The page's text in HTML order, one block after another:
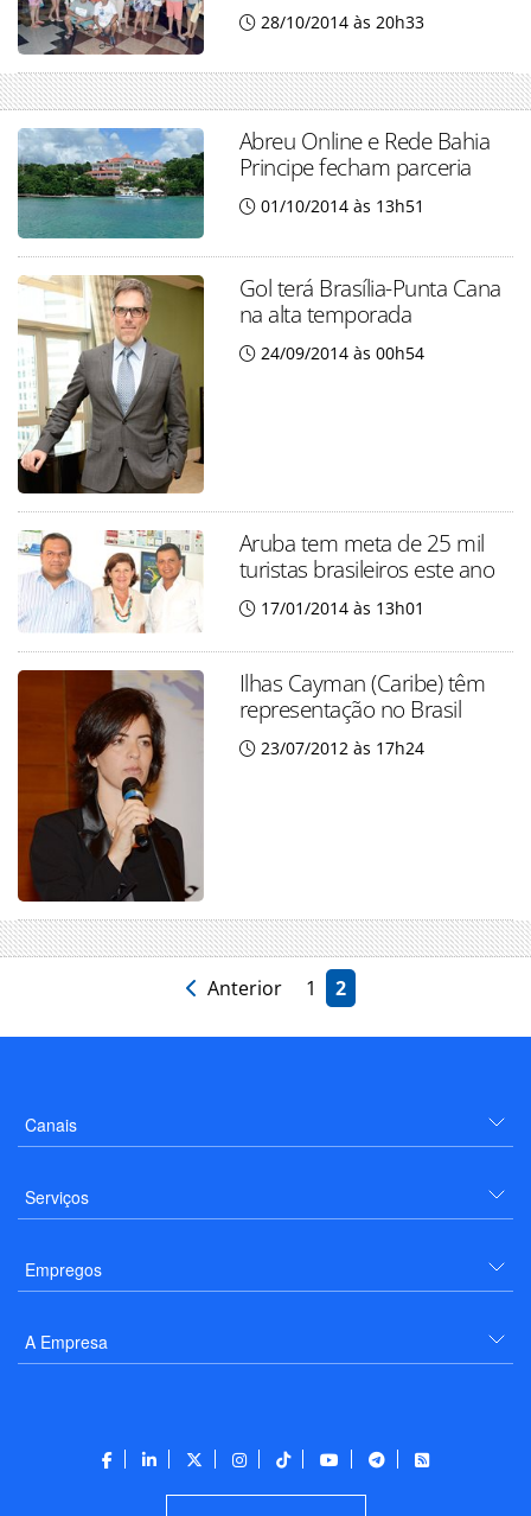
28/10/2014 às 20h33
Abreu Online e Rede Bahia
Principe fecham parceria
01/10/2014 às 13h51
Gol terá Brasília-Punta Cana
na alta temporada
24/09/2014 às 00h54
Aruba tem meta de 25 mil
turistas brasileiros este ano
17/01/2014 às 13h01
Ilhas Cayman (Caribe) têm
representação no Brasil
23/07/2012 às 17h24
Anterior 1 2
Canais
Serviços
Empregos
A Empresa